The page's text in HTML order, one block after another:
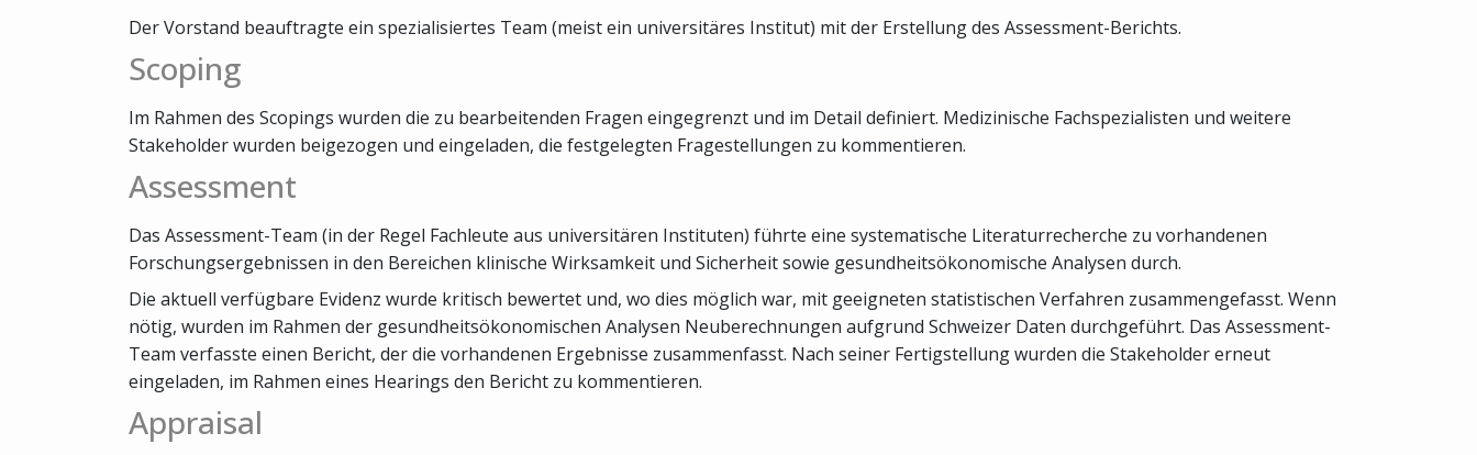
Der Vorstand beauftragte ein spezialisiertes Team (meist ein universitäres Institut) mit der Erstellung des Assessment-Berichts.
Scoping
Im Rahmen des Scopings wurden die zu bearbeitenden Fragen eingegrenzt und im Detail definiert. Medizinische Fachspezialisten und weitere
Stakeholder wurden beigezogen und eingeladen, die festgelegten Fragestellungen zu kommentieren.
Assessment
Das Assessment-Team (in der Regel Fachleute aus universitären Instituten) führte eine systematische Literaturrecherche zu vorhandenen
Forschungsergebnissen in den Bereichen klinische Wirksamkeit und Sicherheit sowie gesundheitsökonomische Analysen durch.
Die aktuell verfügbare Evidenz wurde kritisch bewertet und, wo dies möglich war, mit geeigneten statistischen Verfahren zusammengefasst. Wenn
nötig, wurden im Rahmen der gesundheitsökonomischen Analysen Neuberechnungen aufgrund Schweizer Daten durchgeführt. Das Assessment-
Team verfasste einen Bericht, der die vorhandenen Ergebnisse zusammenfasst. Nach seiner Fertigstellung wurden die Stakeholder erneut
eingeladen, im Rahmen eines Hearings den Bericht zu kommentieren.
Appraisal